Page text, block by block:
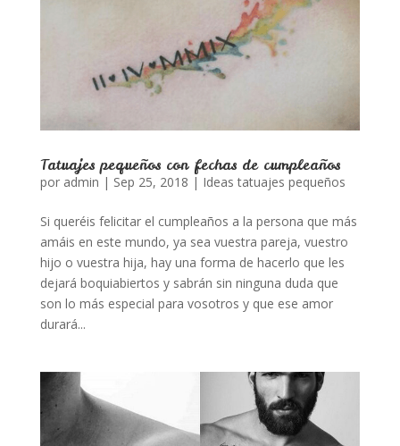
Tatuajes pequeños con fechas de cumpleaños
por admin | Sep 25, 2018 | Ideas tatuajes pequeños
Si queréis felicitar el cumpleaños a la persona que más
amáis en este mundo, ya sea vuestra pareja, vuestro
hijo o vuestra hija, hay una forma de hacerlo que les
dejará boquiabiertos y sabrán sin ninguna duda que
son lo más especial para vosotros y que ese amor
durará...